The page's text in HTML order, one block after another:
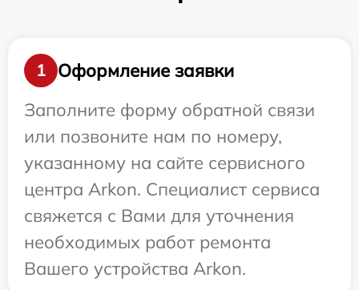
1
Оформление заявки
Заполните форму обратной связи
или позвоните нам по номеру,
указанному на сайте сервисного
центра Arkon. Специалист сервиса
свяжется с Вами для уточнения
необходимых работ ремонта
Вашего устройства Arkon.